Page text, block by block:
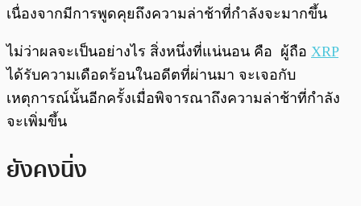
เนื่องจากมีการพูดคุยถึงความล่าช้าที่กำลังจะมากขึ้น
ไม่ว่าผลจะเป็นอย่างไร สิ่งหนึ่งที่แน่นอน คือ ผู้ถือ XRP
ได้รับความเดือดร้อนในอดีตที่ผ่านมา จะเจอกับ
เหตุการณ์นั้นอีกครั้งเมื่อพิจารณาถึงความล่าช้าที่กำลัง
จะเพิ่มขึ้น
ยังคงนิ่ง